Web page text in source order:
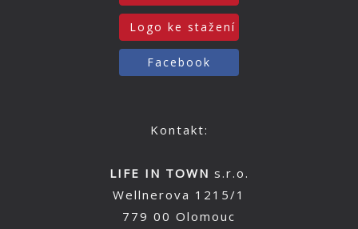
Logo ke stažení
Facebook
Kontakt:
LIFE IN TOWN s.r.o.
Wellnerova 1215/1
779 00 Olomouc